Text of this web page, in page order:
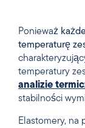
Ponieważ
temperaturę
temperatury
analizie
stabilności
Elastomery, na